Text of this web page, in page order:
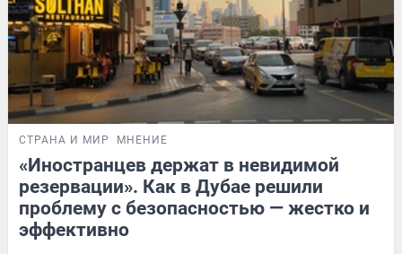
СТРАНА И МИР МНЕНИЕ
«Иностранцев держат в невидимой
резервации». Как в Дубае решили
проблему с безопасностью — жестко и
эффективно